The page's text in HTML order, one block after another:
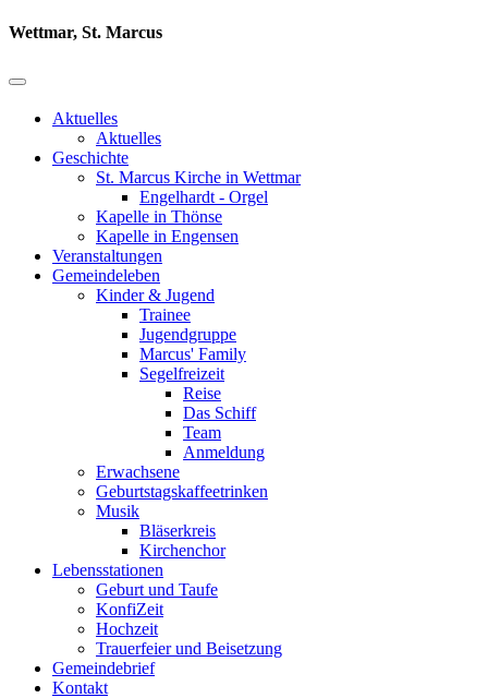
Wettmar, St. Marcus
Aktuelles
Aktuelles
Geschichte
St. Marcus Kirche in Wettmar
Engelhardt - Orgel
Kapelle in Thönse
Kapelle in Engensen
Veranstaltungen
Gemeindeleben
Kinder & Jugend
Trainee
Jugendgruppe
Marcus' Family
Segelfreizeit
Reise
Das Schiff
Team
Anmeldung
Erwachsene
Geburtstagskaffeetrinken
Musik
Bläserkreis
Kirchenchor
Lebensstationen
Geburt und Taufe
KonfiZeit
Hochzeit
Trauerfeier und Beisetzung
Gemeindebrief
Kontakt